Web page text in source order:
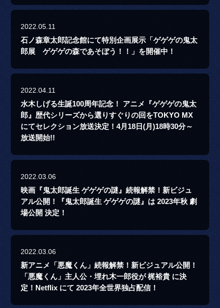
2022.05.11
石ノ森章太郎記念館にて特別企画展示「ゲゲゲの鬼太
郎展 ゲゲゲの森であそぼう！！」を開催中！
2022.04.11
水木しげる生誕100周年記念！ アニメ『ゲゲゲの鬼太
郎』歴代シリーズから選りすぐりの回をTOKYO MX
にてセレクション放送決定！4月18日(月)18時30分～
放送開始!!
2022.03.06
映画『鬼太郎誕生 ゲゲゲの謎』続報解禁！新ビジュ
アル公開！『鬼太郎誕生 ゲゲゲの謎』は 2023年秋 劇
場公開 決定！
2022.03.06
新アニメ「悪魔くん」続報解禁！新ビジュアル公開！
「悪魔くん」主人公・埋れ木一郎役が 梶裕貴 に決
定！Netflix にて 2023年全世界独占配信！